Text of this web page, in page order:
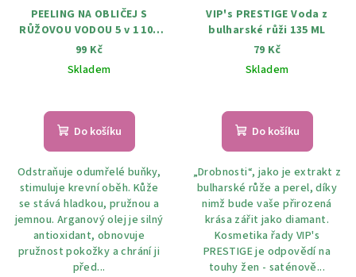
PEELING NA OBLIČEJ S
RŮŽOVOU VODOU 5 v 1 100
ml
99 Kč
Skladem
Do košíku
Odstraňuje odumřelé buňky,
stimuluje krevní oběh. Kůže
se stává hladkou, pružnou a
jemnou. Arganový olej je silný
antioxidant, obnovuje
pružnost pokožky a chrání ji
před...
VIP's PRESTIGE Voda z
bulharské růži 135 ML
79 Kč
Skladem
Do košíku
„Drobnosti“, jako je extrakt z
bulharské růže a perel, díky
nimž bude vaše přirozená
krása zářit jako diamant.
Kosmetika řady VIP's
PRESTIGE je odpovědí na
touhy žen - saténově...